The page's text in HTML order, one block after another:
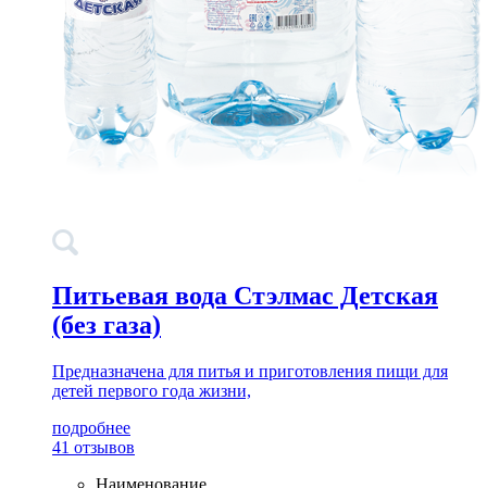
Питьевая вода Стэлмас Детская
(без газа)
Предназначена для питья и приготовления пищи для
детей первого года жизни,
подробнее
41 отзывов
Наименование